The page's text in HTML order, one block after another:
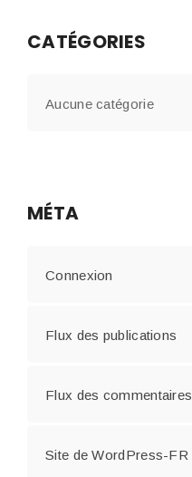
CATÉGORIES
Aucune catégorie
MÉTA
Connexion
Flux des publications
Flux des commentaires
Site de WordPress-FR